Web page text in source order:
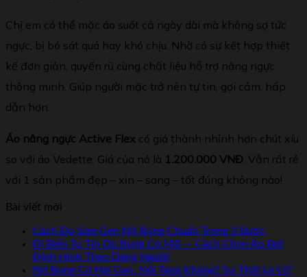
Chị em có thể mặc áo suốt cả ngày dài mà không sợ tức
ngực, bị bó sát quá hay khó chịu. Nhờ có sự kết hợp thiết
kế đơn giản, quyến rũ cùng chất liệu hỗ trợ nâng ngực
thông minh. Giúp người mặc trở nên tự tin, gợi cảm, hấp
dẫn hơn.
Áo nâng ngực Active Flex có giá thành nhỉnh hơn chút xíu
so với áo Vedette. Giá của nó là 1.200.000 VNĐ. Vẫn rất rẻ
với 1 sản phẩm đẹp – xịn – sang – tốt đúng không nào!
Bài viết mới
Cách Đo Size Gen Nịt Bụng Chuẩn Trong 3 Bước
Đi Biển Tự Tin Dù Bụng Có Mỡ — Cách Chọn Áo Bơi
Định Hình Theo Dáng Người
Nịt Bụng Có Hại Gan, Nội Tạng Không? Sự Thật Là Gì?